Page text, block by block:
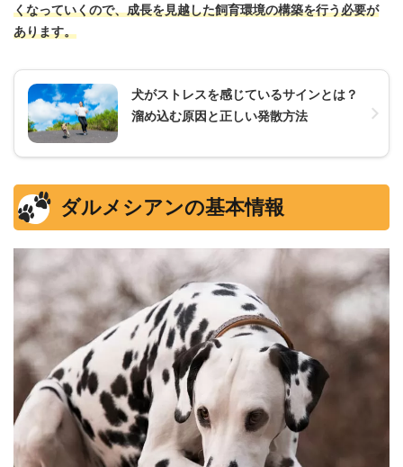
くなっていくので、成長を見越した飼育環境の構築を行う必要が
あります。
犬がストレスを感じているサインとは？
溜め込む原因と正しい発散方法
ダルメシアンの基本情報